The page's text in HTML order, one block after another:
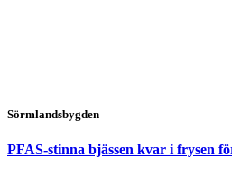
Sörmlandsbygden
PFAS-stinna bjässen kvar i frysen